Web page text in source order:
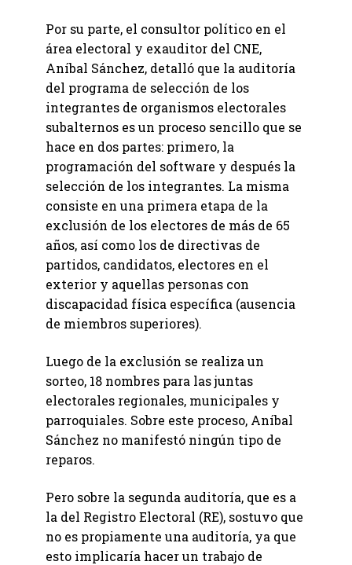
Por su parte, el consultor político en el
área electoral y exauditor del CNE,
Aníbal Sánchez, detalló que la auditoría
del programa de selección de los
integrantes de organismos electorales
subalternos es un proceso sencillo que se
hace en dos partes: primero, la
programación del software y después la
selección de los integrantes. La misma
consiste en una primera etapa de la
exclusión de los electores de más de 65
años, así como los de directivas de
partidos, candidatos, electores en el
exterior y aquellas personas con
discapacidad física específica (ausencia
de miembros superiores).
Luego de la exclusión se realiza un
sorteo, 18 nombres para las juntas
electorales regionales, municipales y
parroquiales. Sobre este proceso, Aníbal
Sánchez no manifestó ningún tipo de
reparos.
Pero sobre la segunda auditoría, que es a
la del Registro Electoral (RE), sostuvo que
no es propiamente una auditoría, ya que
esto implicaría hacer un trabajo de